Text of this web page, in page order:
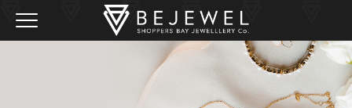
Toggle navigation